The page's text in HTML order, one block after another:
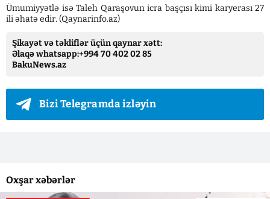
Ümumiyyətlə isə Taleh Qaraşovun icra başçısı kimi karyerası 27
ili əhatə edir. (Qaynarinfo.az)
Şikayət və təkliflər üçün qaynar xətt:
Əlaqə whatsapp:+994 70 402 02 85
BakuNews.az
Bizi Telegramda izləyin
Oxşar xəbərlər